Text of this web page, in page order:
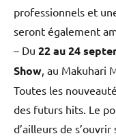
professionnels et
seront également
– Du 22 au 24
Show , au Makuhari
Toutes les
des futurs hits. Le
d’ailleurs de